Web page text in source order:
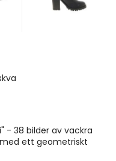
- 38 bilder av vackra
ett geometriskt